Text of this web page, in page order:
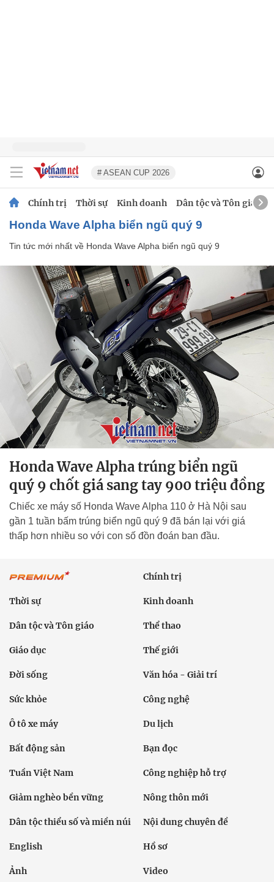
# ASEAN CUP 2026
Chính trị Thời sự Kinh doanh Dân tộc và Tôn giáo
Honda Wave Alpha biển ngũ quý 9
Tin tức mới nhất về Honda Wave Alpha biển ngũ quý 9
Honda Wave Alpha trúng biển ngũ
quý 9 chốt giá sang tay 900 triệu đồng
Chiếc xe máy số Honda Wave Alpha 110 ở Hà Nội sau
gần 1 tuần bấm trúng biển ngũ quý 9 đã bán lại với giá
thấp hơn nhiều so với con số đồn đoán ban đầu.
Chính trị
Thời sự Kinh doanh
Dân tộc và Tôn giáo Thể thao
Giáo dục Thế giới
Đời sống Văn hóa - Giải trí
Sức khỏe Công nghệ
Ô tô xe máy Du lịch
Bất động sản Bạn đọc
Tuần Việt Nam Công nghiệp hỗ trợ
Giảm nghèo bền vững Nông thôn mới
Dân tộc thiểu số và miền núi Nội dung chuyên đề
English Hồ sơ
Ảnh Video